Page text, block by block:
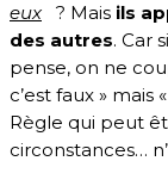
eux
? Mais ils
des autres. Car
pense, on ne
c’est faux » mais
Règle qui peut
circonstances…